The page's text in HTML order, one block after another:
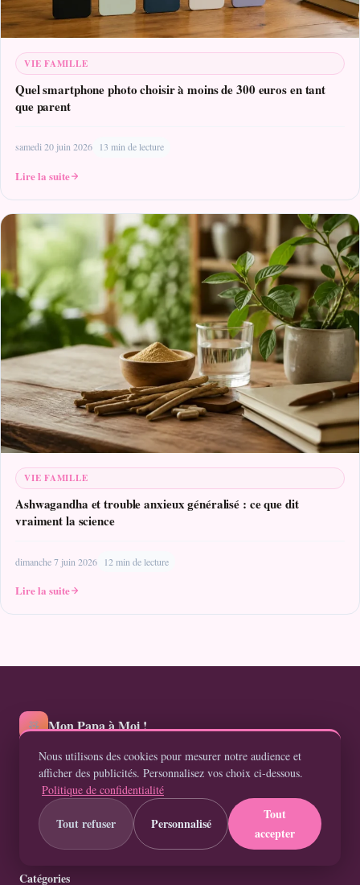
VIE FAMILLE
Quel smartphone photo choisir à moins de 300 euros en tant
que parent
samedi 20 juin 2026 13 min de lecture
Lire la suite
VIE FAMILLE
Ashwagandha et trouble anxieux généralisé : ce que dit
vraiment la science
dimanche 7 juin 2026 12 min de lecture
Lire la suite
🧸 Mon Papa à Moi !
Parentalité au quotidien : le vécu d'un papa comme vous
Suivez-nous sur les réseaux sociaux
Catégories
Nous utilisons des cookies pour mesurer notre audience et
afficher des publicités. Personnalisez vos choix ci-dessous.
Politique de confidentialité
Tout refuser Personnalisé
Tout
accepter